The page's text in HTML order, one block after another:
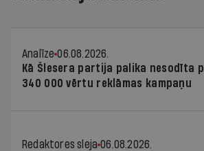
Analīze 06.08.2026.
Kā Šlesera partija palika nesodīta
340 000 vērtu reklāmas kampaņu
Redaktores sleja 06.08.2026.